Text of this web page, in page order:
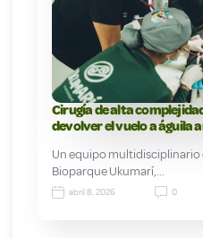
Cirugía de alta
devolver el vuelo a águila
Un equipo multidisciplinario
Bioparque Ukumarí,…
abril 8, 2026 0